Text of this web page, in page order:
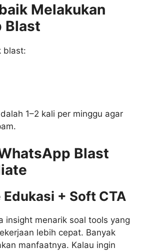
Melakukan
Blast
blast:
1–2 kali per minggu agar
Blast
Edukasi + Soft CTA
insight menarik soal tools yang
lebih cepat. Banyak
manfaatnya. Kalau ingin